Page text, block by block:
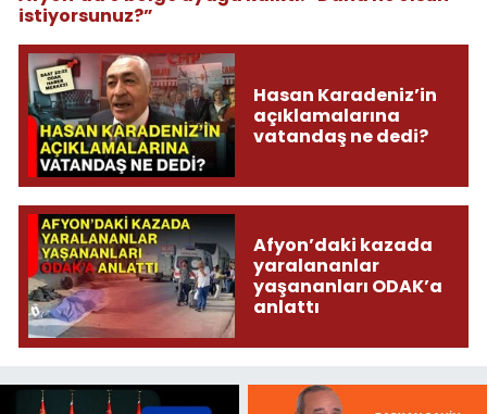
istiyorsunuz?”
Hasan Karadeniz’in
açıklamalarına
vatandaş ne dedi?
Afyon’daki kazada
yaralananlar
yaşananları ODAK’a
anlattı